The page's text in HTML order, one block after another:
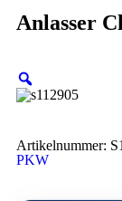
Anlasser
Artikelnummer:
PKW